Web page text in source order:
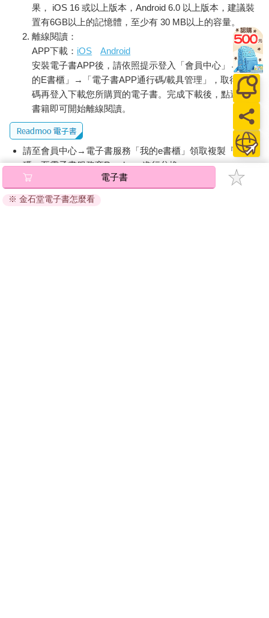
果， iOS 16 或以上版本，Android 6.0 以上版本，建議裝
置有6GB以上的記憶體，至少有 30 MB以上的容量。
離線閱讀：
APP下載： iOS
Android
安裝電子書APP後，請依照提示登入「會員中心」→「我
的E書櫃」→「電子書APP通行碼/載具管理」，取得通行
碼再登入下載您所購買的電子書。完成下載後，點選任一
書籍即可開始離線閱讀。
請至會員中心→電子書服務「我的e書櫃」領取複製『兌換
碼』至電子書服務商Readmoo進行兌換。
退換貨須知：
因版權保護，您在金石堂所購買的電子書僅能以金石堂專屬
電子書
※ 金石堂電子書怎麼看